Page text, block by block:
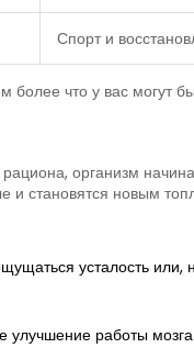
Спорт и
что у вас могут
организм
становятся новым
усталость или,
улучшение работы